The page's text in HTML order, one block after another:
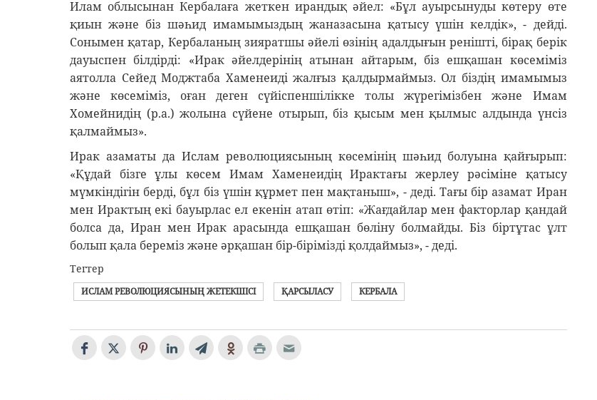
Илам облысынан Кербалаға жеткен ирандық әйел: «Бұл ауырсынуды көтеру өте
қиын және біз шәһид имамымыздың жаназасына қатысу үшін келдік», - дейді.
Сонымен қатар, Кербаланың зияратшы әйелі өзінің адалдығын ренішті, бірақ берік
дауыспен білдірді: «Ирак әйелдерінің атынан айтарым, біз ешқашан көсеміміз
аятолла Сейед Моджтаба Хаменеиді жалғыз қалдырмаймыз. Ол біздің имамымыз
және көсеміміз, оған деген сүйіспеншілікке толы жүрегімізбен және Имам
Хомейнидің (р.а.) жолына сүйене отырып, біз қысым мен қылмыс алдында үнсіз
қалмаймыз».
Ирак азаматы да Ислам революциясының көсемінің шәһид болуына қайғырып:
«Құдай бізге ұлы көсем Имам Хаменеидің Ирактағы жерлеу рәсіміне қатысу
мүмкіндігін берді, бұл біз үшін құрмет пен мақтаныш», - деді. Тағы бір азамат Иран
мен Ирактың екі бауырлас ел екенін атап өтіп: «Жағдайлар мен факторлар қандай
болса да, Иран мен Ирак арасында ешқашан бөліну болмайды. Біз біртұтас ұлт
болып қала береміз және әрқашан бір-бірімізді қолдаймыз», - деді.
Тегтер
ИСЛАМ РЕВОЛЮЦИЯСЫНЫҢ ЖЕТЕКШІСІ ҚАРСЫЛАСУ КЕРБАЛА